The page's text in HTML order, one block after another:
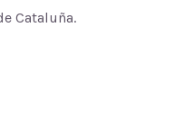
Cataluña.